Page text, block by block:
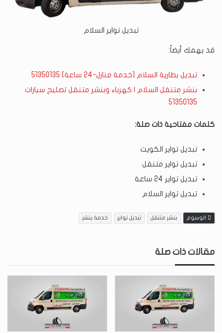
تبديل تواير السلام
قد يهمك أيضاً:
تبديل بطارية السلام [خدمة منازل-24 ساعة] 51350135
بنشر متنقل السلام | كهرباء وبنشر متنقل تصليح سيارات
51350135
كلمات مفتاحية ذات صلة:
تبديل تواير الكويت
تبديل تواير متنقل
تبديل تواير 24 ساعة
تبديل تواير السلام
الوسوم بنشر متنقل تبديل تواير خدمة بنشر
مقالات ذات صلة